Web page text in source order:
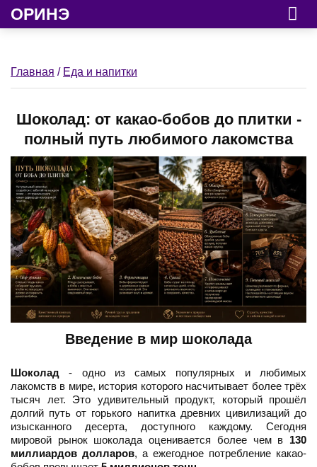
ОРИНЭ
Главная / Еда и напитки
Шоколад: от какао-бобов до плитки -
полный путь любимого лакомства
Введение в мир шоколада
Шоколад - одно из самых популярных и любимых
лакомств в мире, история которого насчитывает более трёх
тысяч лет. Это удивительный продукт, который прошёл
долгий путь от горького напитка древних цивилизаций до
изысканного десерта, доступного каждому. Сегодня
мировой рынок шоколада оценивается более чем в 130
миллиардов долларов, а ежегодное потребление какао-